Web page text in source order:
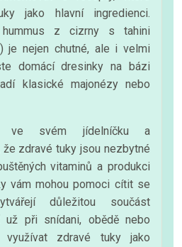
jako hlavní ingredienci.
hummus z cizrny s tahini
je nejen chutné, ale i velmi
domácí dresinky na bázi
klasické majonézy nebo
ve svém jídelníčku a
zdravé tuky jsou nezbytné
vitaminů a produkci
vám mohou pomoci cítit se
důležitou součást
už při snídani, obědě nebo
zdravé tuky jako